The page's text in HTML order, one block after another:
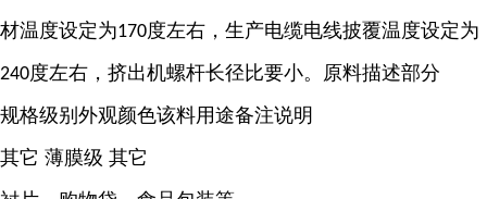
材温度设定为170度左右，生产电缆电线披覆温度设定为
240度左右，挤出机螺杆长径比要小。原料描述部分
规格级别外观颜色该料用途备注说明
其它 薄膜级 其它